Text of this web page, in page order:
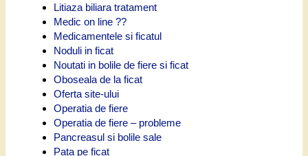
Litiaza biliara tratament
Medic on line ??
Medicamentele si ficatul
Noduli in ficat
Noutati in bolile de fiere si ficat
Oboseala de la ficat
Oferta site-ului
Operatia de fiere
Operatia de fiere – probleme
Pancreasul si bolile sale
Pata pe ficat